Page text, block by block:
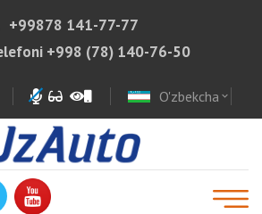
+99878 141-77-77
+998 (78) 140-76-50
O'zbekcha expand_more